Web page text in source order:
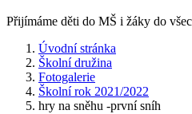
Přijímáme děti do MŠ i žáky do
Úvodní stránka
Školní družina
Fotogalerie
Školní rok 2021/2022
hry na sněhu -první sníh